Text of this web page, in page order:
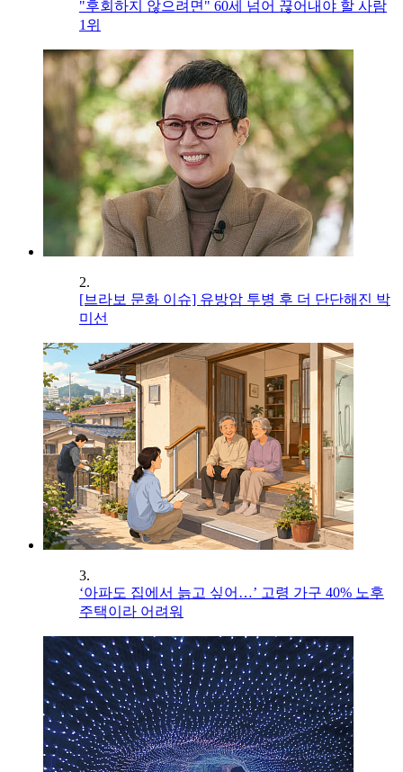
"후회하지 않으려면" 60세 넘어 끊어내야 할 사람
1위
2.
[브라보 문화 이슈] 유방암 투병 후 더 단단해진 박
미선
3.
‘아파도 집에서 늙고 싶어…’ 고령 가구 40% 노후
주택이라 어려워